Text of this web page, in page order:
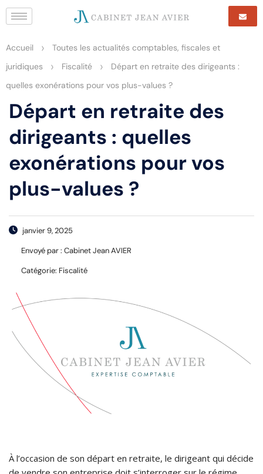
Accueil >
Toutes les actualités comptables, fiscales et
juridiques
> Fiscalité >
Départ en retraite des dirigeants :
quelles exonérations pour vos plus-values ?
Départ en retraite des
dirigeants : quelles
exonérations pour vos
plus-values ?
janvier 9, 2025
Envoyé par : Cabinet Jean AVIER
Catégorie: Fiscalité
À l’occasion de son départ en retraite, le dirigeant qui décide